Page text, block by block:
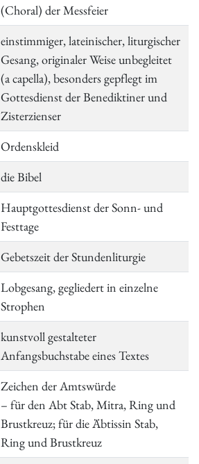
(Choral) der Messfeier
einstimmiger, lateinischer, liturgischer
Gesang, originaler Weise unbegleitet
(a capella), besonders gepflegt im
Gottesdienst der Benediktiner und
Zisterzienser
Ordenskleid
die Bibel
Hauptgottesdienst der Sonn- und
Festtage
Gebetszeit der Stundenliturgie
Lobgesang, gegliedert in einzelne
Strophen
kunstvoll gestalteter
Anfangsbuchstabe eines Textes
Zeichen der Amtswürde
– für den Abt Stab, Mitra, Ring und
Brustkreuz; für die Äbtissin Stab,
Ring und Brustkreuz